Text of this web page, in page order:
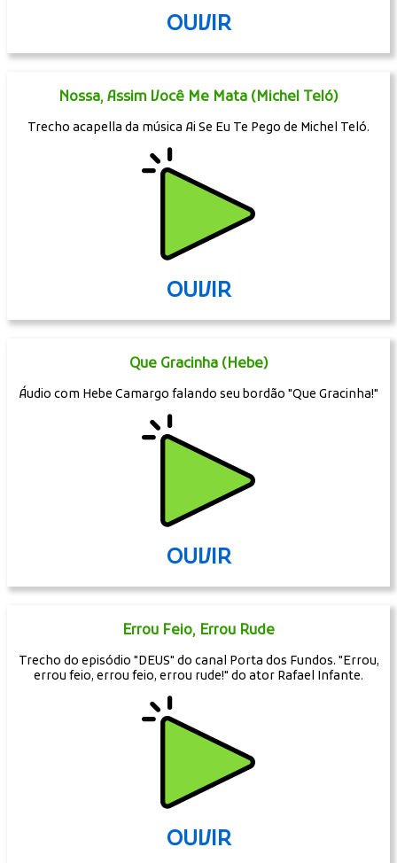
OUVIR
Nossa, Assim Você Me Mata (Michel Teló)
Trecho acapella da música Ai Se Eu Te Pego de Michel Teló.
OUVIR
Que Gracinha (Hebe)
Áudio com Hebe Camargo falando seu bordão "Que Gracinha!"
OUVIR
Errou Feio, Errou Rude
Trecho do episódio "DEUS" do canal Porta dos Fundos. "Errou,
errou feio, errou feio, errou rude!" do ator Rafael Infante.
OUVIR